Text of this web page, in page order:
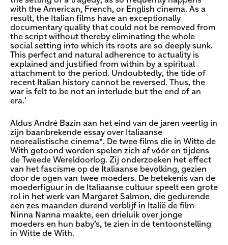
with the American, French, or English cinema. As a
result, the Italian films have an exceptionally
documentary quality that could not be removed from
the script without thereby eliminating the whole
social setting into which its roots are so deeply sunk.
This perfect and natural adherence to actuality is
explained and justified from within by a spiritual
attachment to the period. Undoubtedly, the tide of
recent Italian history cannot be reversed. Thus, the
war is felt to be not an interlude but the end of an
era.’
Aldus André Bazin aan het eind van de jaren veertig in
zijn baanbrekende essay over Italiaanse
neorealistische cinema*. De twee films die in Witte de
With getoond worden spelen zich af vóór en tijdens
de Tweede Wereldoorlog. Zij onderzoeken het effect
van het fascisme op de Italiaanse bevolking, gezien
door de ogen van twee moeders. De betekenis van de
moederfiguur in de Italiaanse cultuur speelt een grote
rol in het werk van Margaret Salmon, die gedurende
een zes maanden durend verblijf in Italië de film
Ninna Nanna maakte, een drieluik over jonge
moeders en hun baby’s, te zien in de tentoonstelling
in Witte de With.